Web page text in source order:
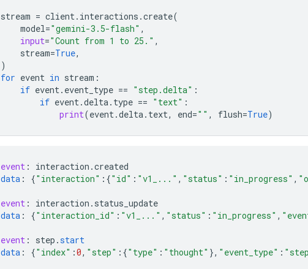
stream = client. interactions .create(
model="gemini-3.5-flash" ,
input="Count from 1 to 25." ,
stream=True,
)
for event in stream :
if event. event_type == "step.delta" :
if event.delta. type == "text" :
print(event.delta. text, end="" , flush=True)
event : interaction .created
data : {"interaction" :{"id" : "v1_..." , "status" : "in_progress" ,
event : interaction . status_update
data : {"interaction_id" : "v1_..." , "status" : "in_progress" ,
event : step .start
data : {"index" :0, "step" :{"type" : "thought" }, "event_type" :